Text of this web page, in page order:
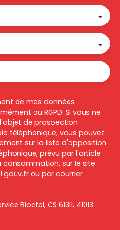
de mes données
au RGPD. Si vous ne
de prospection
téléphonique, vous pouvez
sur la liste d'opposition
prévu par l'article
consommation, sur le site
ou par courrier
Bloctel, CS 61311, 41013